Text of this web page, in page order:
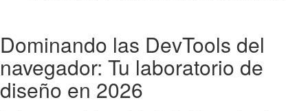
Dominando las DevTools del
navegador: Tu laboratorio de
diseño en 2026